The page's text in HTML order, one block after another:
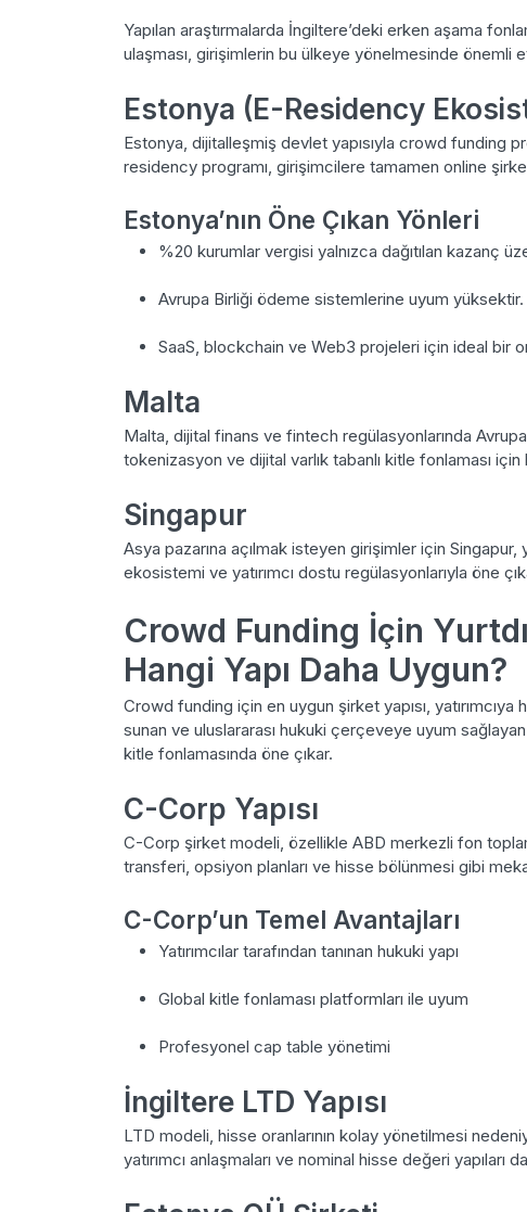
Yapılan araştırmalarda İngiltere’deki erken aşama
ulaşması, girişimlerin bu ülkeye yönelmesinde önemli
Estonya (E-Residency
Estonya, dijitalleşmiş devlet yapısıyla crowd funding
residency programı, girişimcilere tamamen online
Estonya’nın Öne Çıkan Yönleri
%20 kurumlar vergisi yalnızca dağıtılan kazanç
Avrupa Birliği ödeme sistemlerine uyum yüksektir.
SaaS, blockchain ve Web3 projeleri için ideal bir
Malta
Malta, dijital finans ve fintech regülasyonlarında
tokenizasyon ve dijital varlık tabanlı kitle fonlaması
Singapur
Asya pazarına açılmak isteyen girişimler için
ekosistemi ve yatırımcı dostu regülasyonlarıyla öne
Crowd Funding İçin
Hangi Yapı Daha Uygun?
Crowd funding için en uygun şirket yapısı, yatırımcıya
sunan ve uluslararası hukuki çerçeveye uyum
kitle fonlamasında öne çıkar.
C-Corp Yapısı
C-Corp şirket modeli, özellikle ABD merkezli fon
transferi, opsiyon planları ve hisse bölünmesi gibi
C-Corp’un Temel Avantajları
Yatırımcılar tarafından tanınan hukuki yapı
Global kitle fonlaması platformları ile uyum
Profesyonel cap table yönetimi
İngiltere LTD Yapısı
LTD modeli, hisse oranlarının kolay yönetilmesi
yatırımcı anlaşmaları ve nominal hisse değeri yapıları